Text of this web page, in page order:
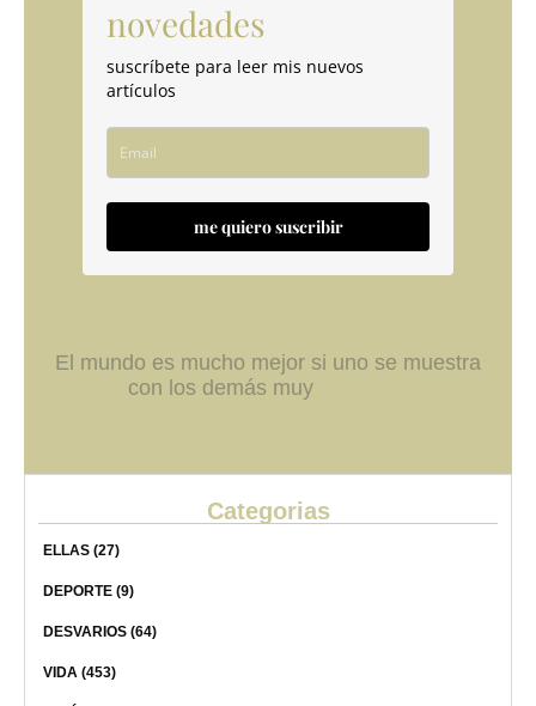
novedades
suscríbete para leer mis nuevos
artículos
me quiero suscribir
El mundo es mucho mejor si uno se muestra
con los demás muy
Categorias
ELLAS (27)
DEPORTE (9)
DESVARIOS (64)
VIDA (453)